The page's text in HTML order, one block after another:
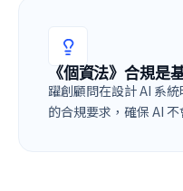
《個資法》合規是
躍創顧問在設計 AI 系
的合規要求，確保 AI